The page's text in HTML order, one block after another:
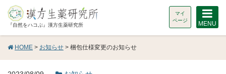
『自然をハコぶ』漢方生薬研究所
マイ
ページ
MENU
HOME > お知らせ > 梱包仕様変更のお知らせ